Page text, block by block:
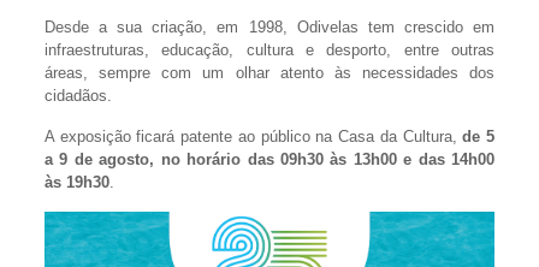
Desde a sua criação, em 1998, Odivelas tem crescido em
infraestruturas, educação, cultura e desporto, entre outras
áreas, sempre com um olhar atento às necessidades dos
cidadãos.
A exposição ficará patente ao público na Casa da Cultura,de 5
a 9 de agosto, no horário das 09h30 às 13h00 e das 14h00
às 19h30.